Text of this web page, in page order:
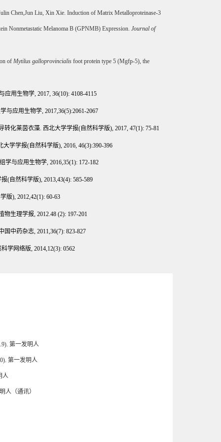
Chen,Jun Liu, Xin Xie. Induction of Matrix Metalloproteinase-3
Nonmetastatic Melanoma B (GPNMB) Expression. Journal of
of Mytilus galloprovincialis foot protein type 5 (Mgfp-5), the
应用生物学, 2017, 36(10): 4108-4115
与应用生物学, 2017,36(5):2061-2067
转化莱茵衣藻. 西北大学学报(自然科学版), 2017, 47(1): 75-81
大学学报(自然科学版), 2016, 46(3):390-396
学与应用生物学, 2016,35(1): 172-182
报(自然科学版), 2013,43(4): 585-589
版), 2012,42(1): 60-63
物生理学报, 2012.48 (2): 197-201
国中药杂志, 2011,36(7): 823-827
科学网络版, 2014,12(3): 0562
第一发明人
第一发明人
人
人（通讯）